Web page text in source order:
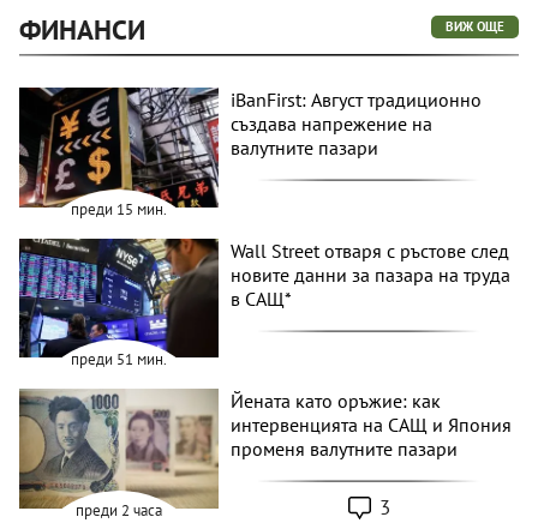
ФИНАНСИ ВИЖ ОЩЕ
преди 15 мин.
iBanFirst: Август традиционно
създава напрежение на
валутните пазари
преди 51 мин.
Wall Street отваря с ръстове след
новите данни за пазара на труда
в САЩ*
преди 2 часа
Йената като оръжие: как
интервенцията на САЩ и Япония
променя валутните пазари
3